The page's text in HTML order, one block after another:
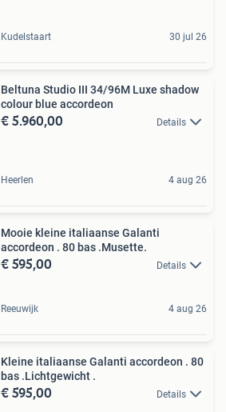
Kudelstaart 30 jul 26
Beltuna Studio III 34/96M Luxe shadow
colour blue accordeon
€ 5.960,00 Details
Heerlen 4 aug 26
Mooie kleine italiaanse Galanti
accordeon . 80 bas .Musette.
€ 595,00 Details
Reeuwijk 4 aug 26
Kleine italiaanse Galanti accordeon . 80
bas .Lichtgewicht .
€ 595,00 Details